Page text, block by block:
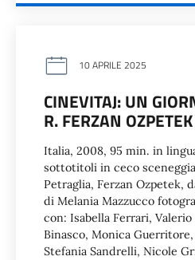
10 APRILE 2025
CINEVITAJ: UN
R. FERZAN OZPETEK
Italia, 2008, 95 min. in
sottotitoli in ceco
Petraglia, Ferzan Ozpetek,
di Melania Mazzucco
con: Isabella Ferrari,
Binasco, Monica
Stefania Sandrelli, Nicole